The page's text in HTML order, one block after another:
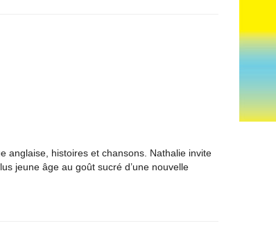
anglaise, histoires et chansons. Nathalie invite
jeune âge au goût sucré d’une nouvelle